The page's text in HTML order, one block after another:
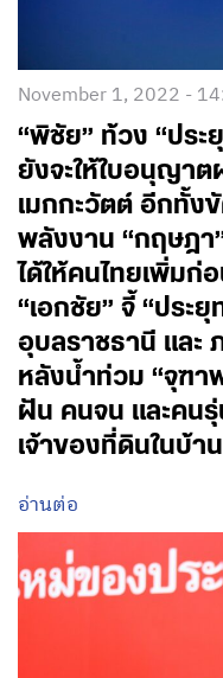
November 1, 2022 -
“พิชัย” ท้วง “ประ
ยังจะให้ใบอนุญา
เมกกะวัตต์ อีกทั้ง
พลังงาน “กฤษฎา
ได้ให้คนไทยเพิ่ม
“เอกชัย” จี้ “ประ
อุบลราชธานี และ
หลังน้ำท่วม “จุฑา
ฝัน คนจน และคนรุ่
เจ้าของที่ดินในบ้า
อ่านต่อ